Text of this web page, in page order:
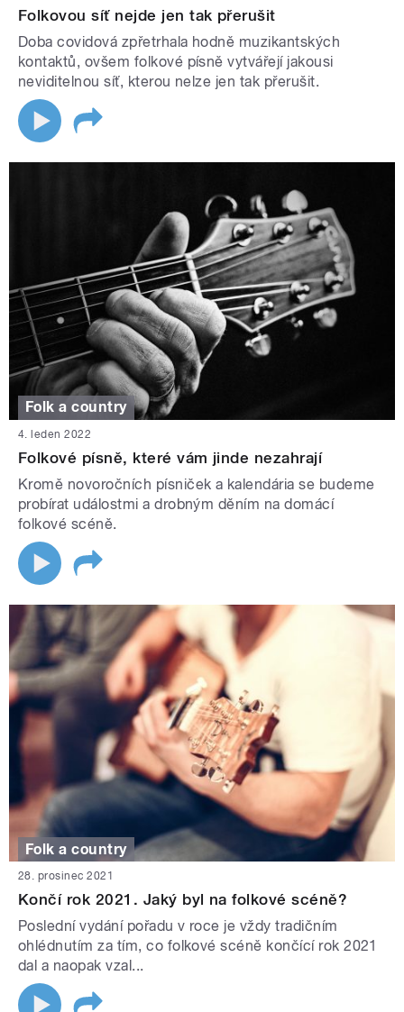
Folkovou síť nejde jen tak přerušit
Doba covidová zpřetrhala hodně muzikantských
kontaktů, ovšem folkové písně vytvářejí jakousi
neviditelnou síť, kterou nelze jen tak přerušit.
Folk a country
4. leden 2022
Folkové písně, které vám jinde nezahrají
Kromě novoročních písniček a kalendária se budeme
probírat událostmi a drobným děním na domácí
folkové scéně.
Folk a country
28. prosinec 2021
Končí rok 2021. Jaký byl na folkové scéně?
Poslední vydání pořadu v roce je vždy tradičním
ohlédnutím za tím, co folkové scéně končící rok 2021
dal a naopak vzal...